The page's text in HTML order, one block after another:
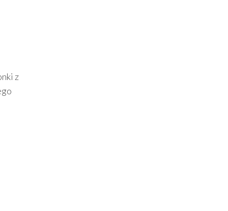
z